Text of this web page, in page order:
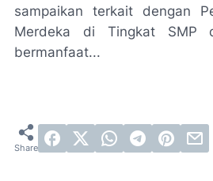
sampaikan terkait dengan
Merdeka di Tingkat SMP
bermanfaat...